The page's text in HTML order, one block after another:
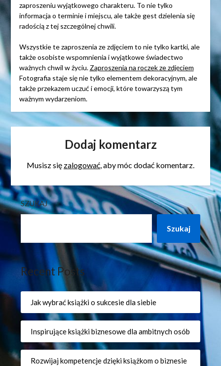
zaproszeniu wyjątkowego charakteru. To nie tylko
informacja o terminie i miejscu, ale także gest dzielenia się
radością z tej szczególnej chwili.
Wszystkie te zaproszenia ze zdjęciem to nie tylko kartki, ale
także osobiste wspomnienia i wyjątkowe świadectwo
ważnych chwil w życiu. Zaproszenia na roczek ze zdjęciem
Fotografia staje się nie tylko elementem dekoracyjnym, ale
także przekazem uczuć i emocji, które towarzyszą tym
ważnym wydarzeniom.
Dodaj komentarz
Musisz się zalogować , aby móc dodać komentarz.
SZUKAJ
Szukaj
Recent Posts
Jak wybrać książki o sukcesie dla siebie
Inspirujące książki biznesowe dla ambitnych osób
Rozwijaj kompetencje dzięki książkom o biznesie